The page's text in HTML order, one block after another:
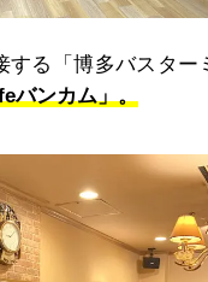
する「博多バスター
バンカム」。